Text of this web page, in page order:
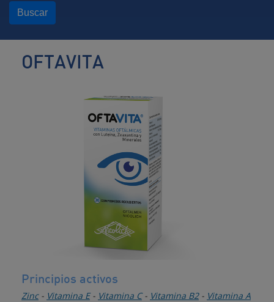
Buscar
OFTAVITA
Principios activos
Zinc- Vitamina E- Vitamina C- Vitamina B2- Vitamina A